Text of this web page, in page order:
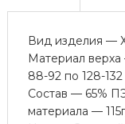
Вид изделия —
Материал
88-92 по 128-
Состав — 65%
материала —